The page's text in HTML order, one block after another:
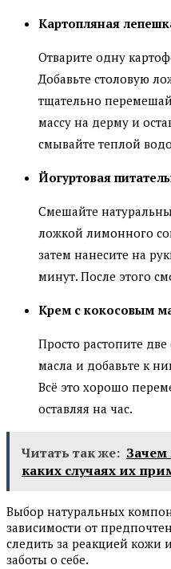
Картопляная
Отварите одну
Добавьте столовую
тщательно
массу на дерму и
смывайте теплой
Йогуртовая
Смешайте
ложкой лимонного
затем нанесите на
минут. После этого
Крем с кокосовым
Просто растопите
масла и добавьте к
Всё это хорошо
оставляя на час.
Читать так же: Зачем
каких случаях их
Выбор натуральных
зависимости от
следить за реакцией кожи
заботы о себе.